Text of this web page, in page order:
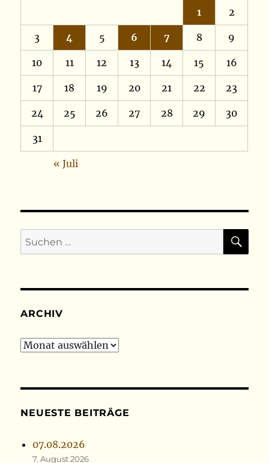
1 2
3 4 5 6 7 8 9
10 11 12 13 14 15 16
17 18 19 20 21 22 23
24 25 26 27 28 29 30
31
« Juli
Suchen
nach:
ARCHIV
Archiv
NEUESTE BEITRÄGE
07.08.2026
7. August 2026